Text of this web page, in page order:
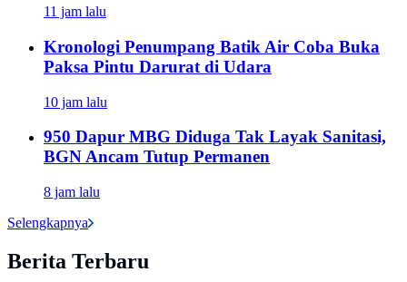
11 jam lalu
Kronologi Penumpang Batik Air Coba Buka
Paksa Pintu Darurat di Udara
10 jam lalu
950 Dapur MBG Diduga Tak Layak Sanitasi,
BGN Ancam Tutup Permanen
8 jam lalu
Selengkapnya
Berita Terbaru